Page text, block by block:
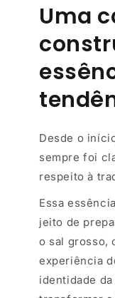
Uma
Desde o
sempre foi
respeito à
Essa
jeito de
o sal grosso,
experiência
identidade